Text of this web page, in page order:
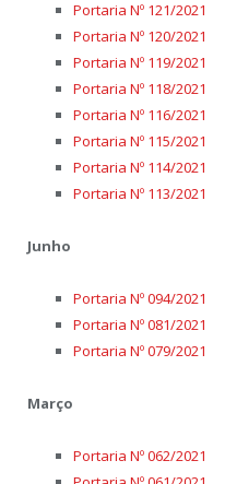
Portaria Nº 121/2021
Portaria Nº 120/2021
Portaria Nº 119/2021
Portaria Nº 118/2021
Portaria Nº 116/2021
Portaria Nº 115/2021
Portaria Nº 114/2021
Portaria Nº 113/2021
Junho
Portaria Nº 094/2021
Portaria Nº 081/2021
Portaria Nº 079/2021
Março
Portaria Nº 062/2021